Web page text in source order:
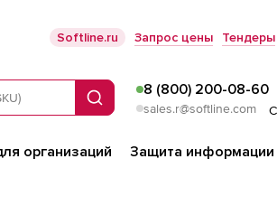
Softline.ru Запрос цены Тендеры
Поиск
8 (800) 200-08-60
sales.r@softline.com
организаций Защита информации